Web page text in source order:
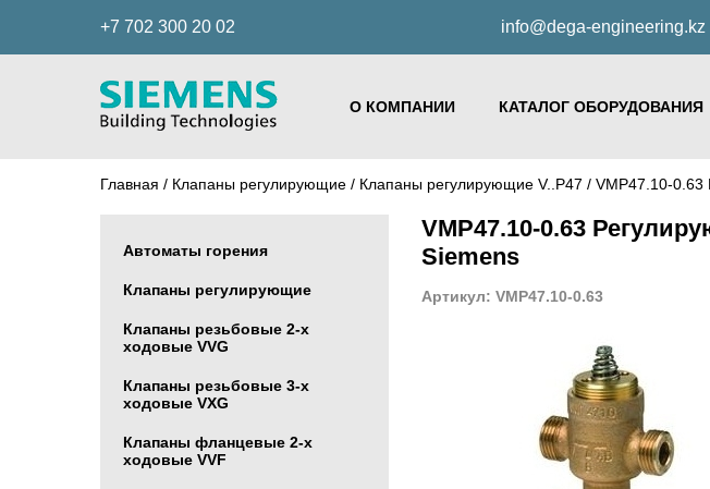
+7 702 300 20 02 info@dega-engineering.kz
О КОМПАНИИ КАТАЛОГ ОБОРУДОВАНИЯ
Главная / Клапаны регулирующие / Клапаны регулирующие V..P47 / VMP47.10-0.63
Автоматы горения
Клапаны регулирующие
Клапаны резьбовые 2-х
ходовые VVG
Клапаны резьбовые 3-х
ходовые VХG
Клапаны фланцевые 2-х
ходовые VVF
VMP47.10-0.63
Siemens
Артикул: VMP47.10-0.63